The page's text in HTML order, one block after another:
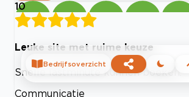
10
Leuke site met ruime keuze
Snelle lastminute kunnen boeken.
Communicatie
Bedrijfsoverzicht